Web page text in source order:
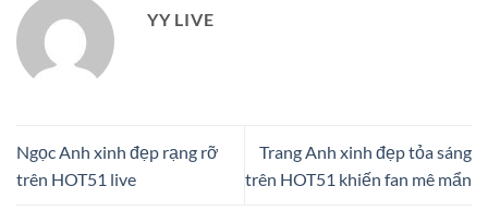
YY LIVE
Ngọc Anh xinh đẹp rạng rỡ
trên HOT51 live
Trang Anh xinh đẹp tỏa sáng
trên HOT51 khiến fan mê mẩn